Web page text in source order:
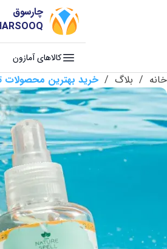
چارسوق
کالاهای آمازون
خانه / بلاگ / خرید بهترین